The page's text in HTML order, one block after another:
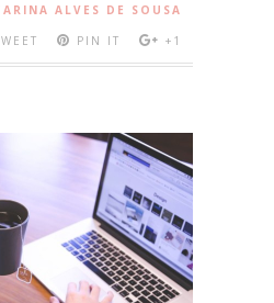
ALVES DE SOUSA
PIN IT +1